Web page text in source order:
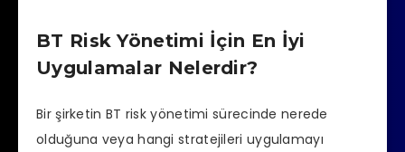
BT Risk Yönetimi İçin En İyi
Uygulamalar Nelerdir?
Bir şirketin BT risk yönetimi sürecinde nerede
olduğuna veya hangi stratejileri uygulamayı